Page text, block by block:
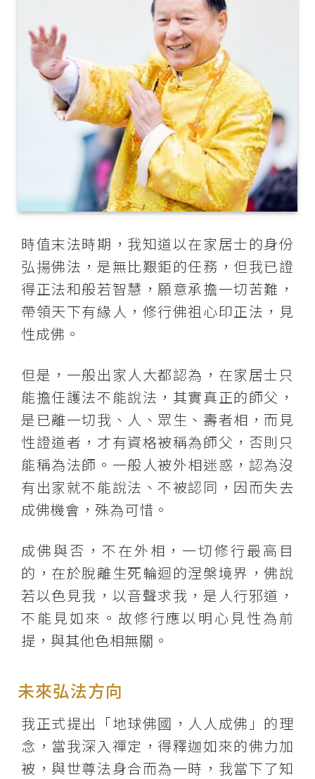
時值末法時期，我知道以在家居士的身份
弘揚佛法，是無比艱鉅的任務，但我已證
得正法和般若智慧，願意承擔一切苦難，
帶領天下有緣人，修行佛祖心印正法，見
性成佛。
但是，一般出家人大都認為，在家居士只
能擔任護法不能說法，其實真正的師父，
是已離一切我、人、眾生、壽者相，而見
性證道者，才有資格被稱為師父，否則只
能稱為法師。一般人被外相迷惑，認為沒
有出家就不能說法、不被認同，因而失去
成佛機會，殊為可惜。
成佛與否，不在外相，一切修行最高目
的，在於脫離生死輪迴的涅槃境界，佛說
若以色見我，以音聲求我，是人行邪道，
不能見如來。故修行應以明心見性為前
提，與其他色相無關。
未來弘法方向
我正式提出「地球佛國，人人成佛」的理
念，當我深入禪定，得釋迦如來的佛力加
被，與世尊法身合而為一時，我當下了知